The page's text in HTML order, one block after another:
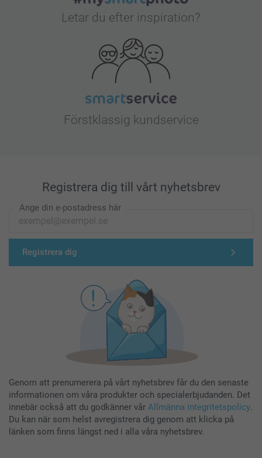
Letar du efter inspiration?
Förstklassig kundservice
Registrera dig till vårt nyhetsbrev
Ange din e-postadress här
Registrera dig
Genom att prenumerera på vårt nyhetsbrev får du den senaste
informationen om våra produkter och specialerbjudanden. Det
innebär också att du godkänner vår Allmänna integritetspolicy.
Du kan när som helst avregistrera dig genom att klicka på
länken som finns längst ned i alla våra nyhetsbrev.